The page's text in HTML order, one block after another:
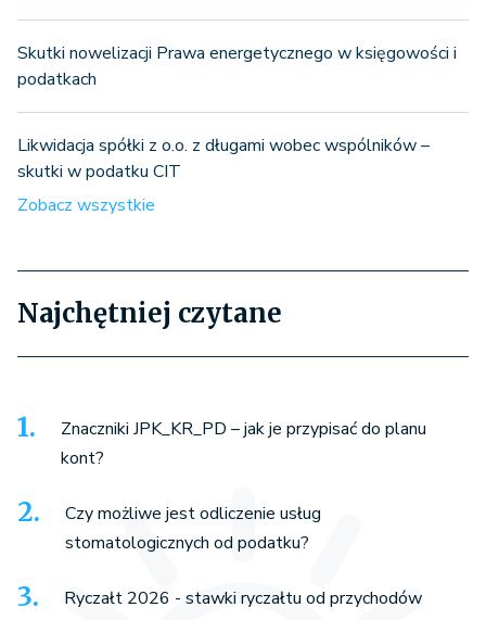
Skutki nowelizacji Prawa energetycznego w księgowości i
podatkach
Likwidacja spółki z o.o. z długami wobec wspólników –
skutki w podatku CIT
Zobacz wszystkie
Najchętniej czytane
Znaczniki JPK_KR_PD – jak je przypisać do planu
kont?
Czy możliwe jest odliczenie usług
stomatologicznych od podatku?
Ryczałt 2026 - stawki ryczałtu od przychodów